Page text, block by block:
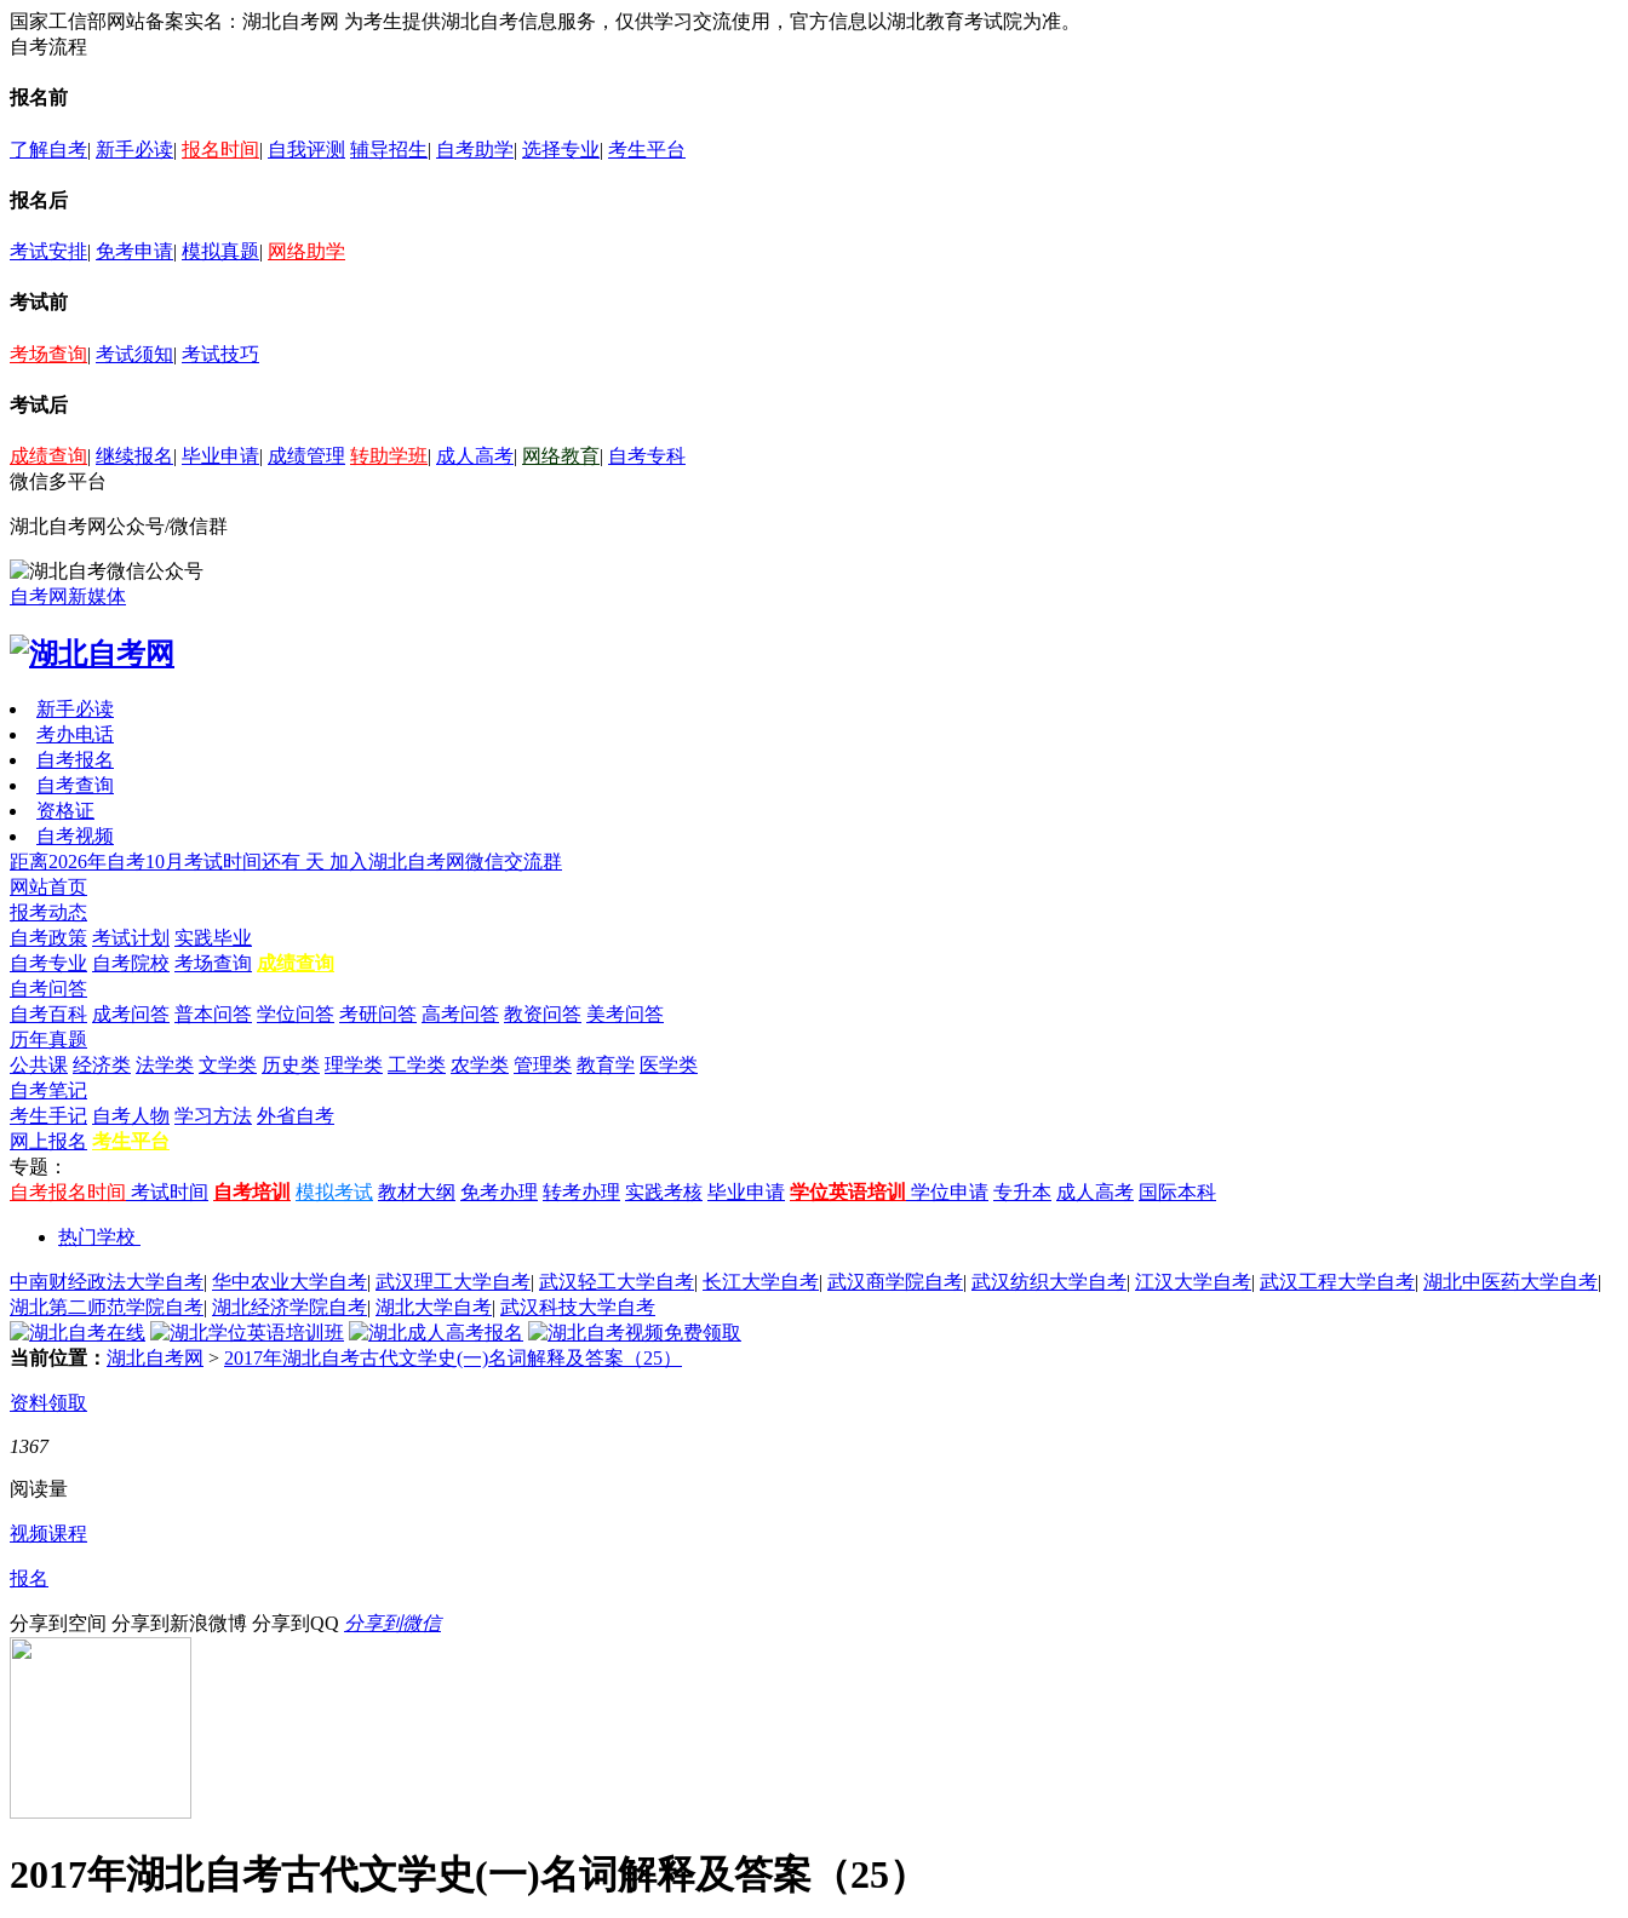
国家工信部网站备案实名：湖北自考网 为考生提供湖北自考信息服务，仅供学习交流使用，官方信息以湖北教育考试院为准。
自考流程
报名前
了解自考| 新手必读| 报名时间| 自我评测 辅导招生| 自考助学| 选择专业| 考生平台
报名后
考试安排| 免考申请| 模拟真题| 网络助学
考试前
考场查询| 考试须知| 考试技巧
考试后
成绩查询| 继续报名| 毕业申请| 成绩管理 转助学班| 成人高考| 网络教育| 自考专科
微信多平台
湖北自考网公众号/微信群
自考网新媒体
新手必读
考办电话
自考报名
自考查询
资格证
自考视频
距离2026年自考10月考试时间还有 天 加入湖北自考网微信交流群
网站首页
报考动态
自考政策 考试计划 实践毕业
自考专业 自考院校 考场查询 成绩查询
自考问答
自考百科 成考问答 普本问答 学位问答 考研问答 高考问答 教资问答 美考问答
历年真题
公共课 经济类 法学类 文学类 历史类 理学类 工学类 农学类 管理类 教育学 医学类
自考笔记
考生手记 自考人物 学习方法 外省自考
网上报名 考生平台
专题：
自考报名时间 考试时间 自考培训 模拟考试 教材大纲 免考办理 转考办理 实践考核 毕业申请 学位英语培训 学位申请 专升本 成人高考 国际本科
热门学校
中南财经政法大学自考| 华中农业大学自考| 武汉理工大学自考| 武汉轻工大学自考| 长江大学自考| 武汉商学院自考| 武汉纺织大学自考| 江汉大学自考| 武汉工程大学自考| 湖北中医药大学自考|
湖北第二师范学院自考| 湖北经济学院自考| 湖北大学自考| 武汉科技大学自考
当前位置： 湖北自考网 > 2017年湖北自考古代文学史(一)名词解释及答案（25）
资料领取
1367
阅读量
视频课程
报名
分享到空间 分享到新浪微博 分享到QQ 分享到微信
2017年湖北自考古代文学史(一)名词解释及答案（25）